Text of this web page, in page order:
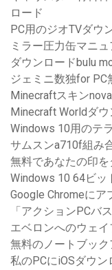
ロード
PC用のジオTVダウ
ミラー圧力缶マニ
ダウンロードbulu
ジェミニ数独for PC
Minecraftスキン
Minecraft Worldダ
Windows 10用のテ
サムスンa710f組み
無料であなたの印
Windows 10 64ビッ
Google Chromeに
「アクションPCバ
エベロンへのウェ
無料のノートブッ
私のPCにiOSダウン